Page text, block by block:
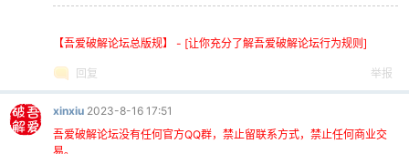
【吾爱破解论坛总版规】 - [让你充分了解吾爱破解论坛行为规则]
回复 举报
xinxiu 2023-8-16 17:51
吾爱破解论坛没有任何官方QQ群，禁止留联系方式，禁止任何商业交
易。